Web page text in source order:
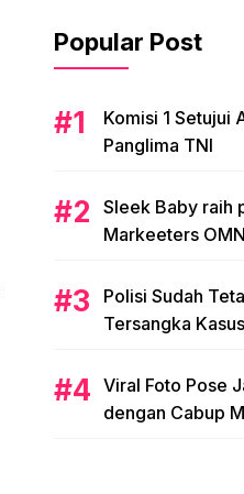
Popular Post
Komisi 1 Setujui
Panglima TNI
Sleek Baby raih
Markeeters
Polisi Sudah
Tersangka
Viral Foto Pose
dengan Cabup